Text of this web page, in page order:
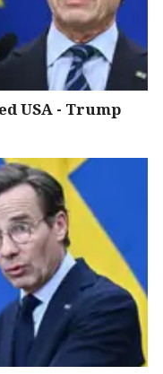
USA - Trump